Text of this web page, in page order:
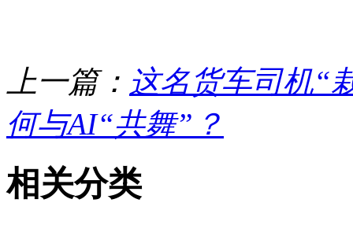
上一篇： 这名货车司机“
何与AI“共舞”？
相关分类